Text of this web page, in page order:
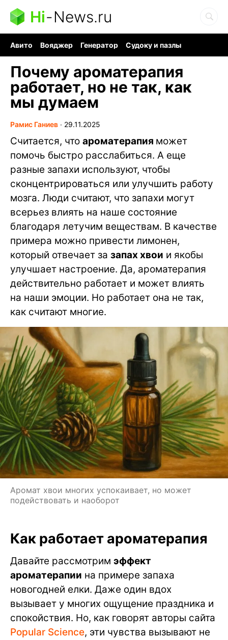
Hi-News.ru
Авито Вояджер Генератор
Судоку и пазлы
Почему ароматерапия
работает, но не так, как
мы думаем
Рамис Ганиев ∙ 29.11.2025
Считается, что ароматерапия может
помочь быстро расслабиться. А еще
разные запахи используют, чтобы
сконцентрироваться или улучшить работу
мозга. Люди считают, что запахи могут
всерьез влиять на наше состояние
благодаря летучим веществам. В качестве
примера можно привести лимонен,
который отвечает за запах хвои и якобы
улучшает настроение. Да, ароматерапия
действительно работает и может влиять
на наши эмоции. Но работает она не так,
как считают многие.
Аромат хвои многих успокаивает, но может
подействовать и наоборот
Как работает ароматерапия
Давайте рассмотрим эффект
ароматерапии на примере запаха
новогодней елки. Даже один вдох
вызывает у многих ощущение праздника и
спокойствия. Но, как говорят авторы сайта
Popular Science, эти чувства вызывают не